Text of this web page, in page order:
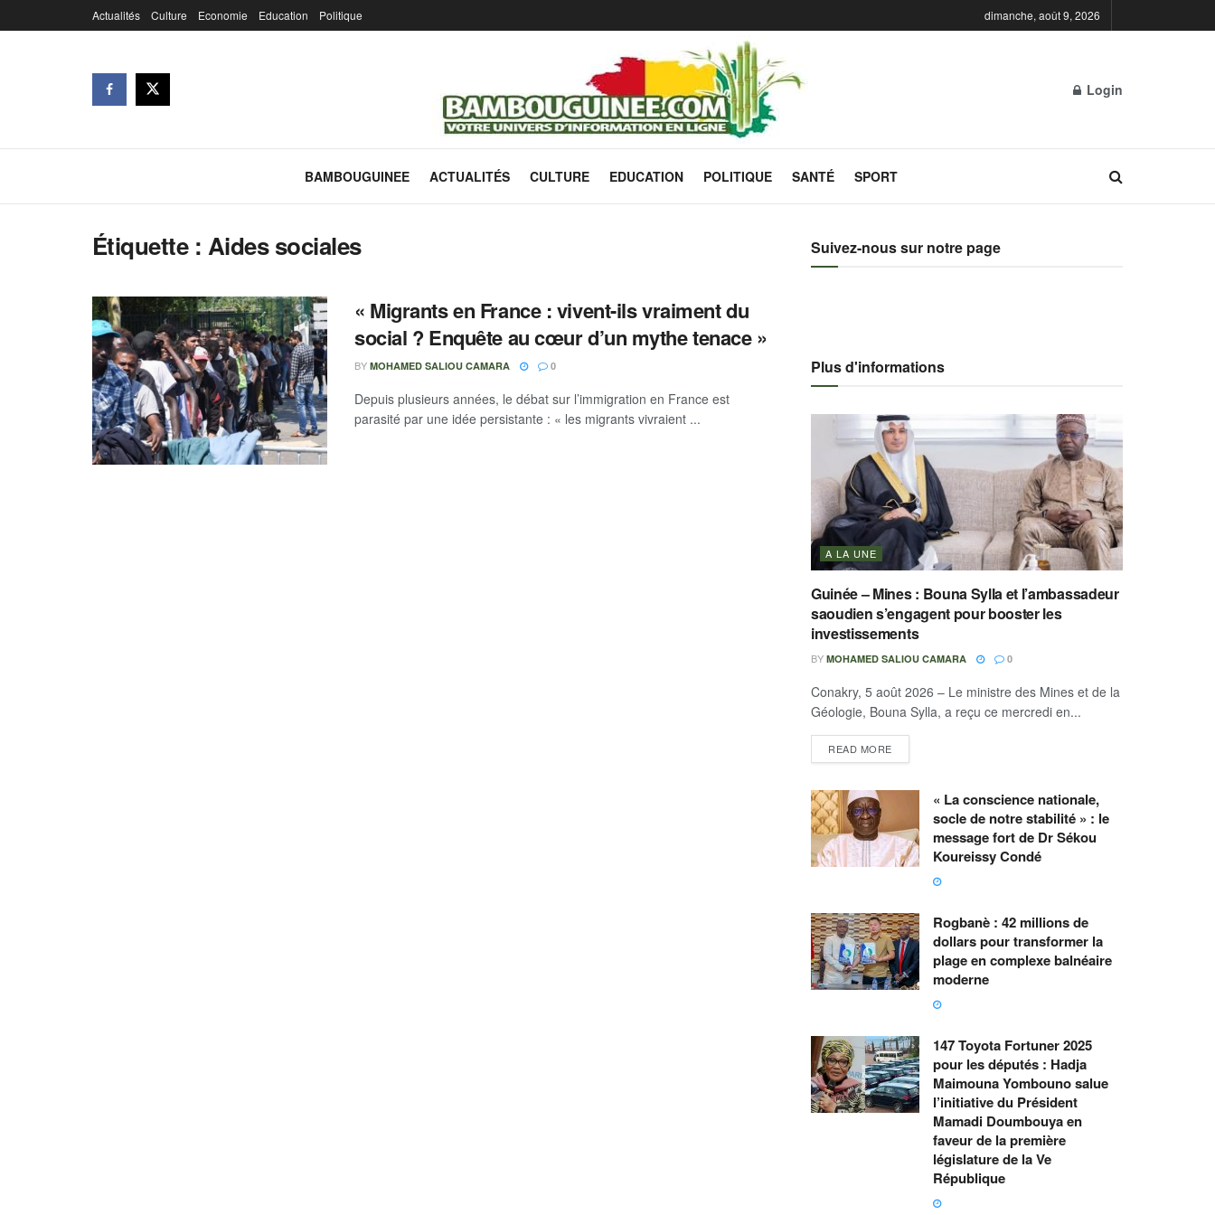
Actualités Culture Economie Education Politique dimanche, août 9, 2026
Login
BAMBOUGUINEE ACTUALITÉS CULTURE EDUCATION POLITIQUE SANTÉ SPORT
Étiquette : Aides sociales
« Migrants en France : vivent-ils vraiment du
social ? Enquête au cœur d’un mythe tenace »
BY MOHAMED SALIOU CAMARA 0
Depuis plusieurs années, le débat sur l’immigration en France est
parasité par une idée persistante : « les migrants vivraient ...
Suivez-nous sur notre page
Plus d'informations
A LA UNE
Guinée – Mines : Bouna Sylla et l’ambassadeur
saoudien s’engagent pour booster les
investissements
BY MOHAMED SALIOU CAMARA 0
Conakry, 5 août 2026 – Le ministre des Mines et de la
Géologie, Bouna Sylla, a reçu ce mercredi en...
READ MORE
« La conscience nationale,
socle de notre stabilité » : le
message fort de Dr Sékou
Koureissy Condé
Rogbanè : 42 millions de
dollars pour transformer la
plage en complexe balnéaire
moderne
147 Toyota Fortuner 2025
pour les députés : Hadja
Maimouna Yombouno salue
l’initiative du Président
Mamadi Doumbouya en
faveur de la première
législature de la Ve
République